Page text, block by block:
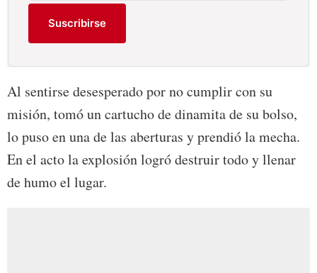
Suscribirse
Al sentirse desesperado por no cumplir con su
misión, tomó un cartucho de dinamita de su bolso,
lo puso en una de las aberturas y prendió la mecha.
En el acto la explosión logró destruir todo y llenar
de humo el lugar.